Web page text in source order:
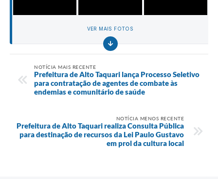
VER MAIS FOTOS
NOTÍCIA MAIS RECENTE
Prefeitura de Alto Taquari lança Processo Seletivo
para contratação de agentes de combate às
endemias e comunitário de saúde
NOTÍCIA MENOS RECENTE
Prefeitura de Alto Taquari realiza Consulta Pública
para destinação de recursos da Lei Paulo Gustavo
em prol da cultura local